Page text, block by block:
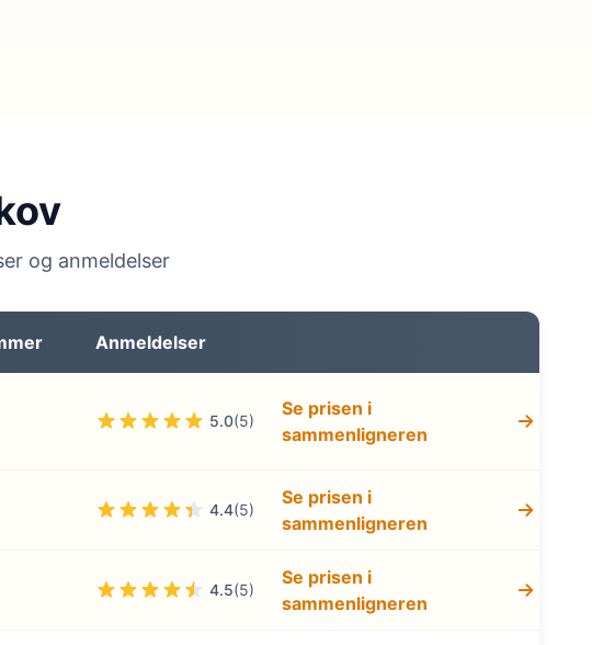
og anmeldelser
Anmeldelser
5.0(5)
Se prisen i
sammenligneren
4.4(5)
Se prisen i
sammenligneren
4.5(5)
Se prisen i
sammenligneren